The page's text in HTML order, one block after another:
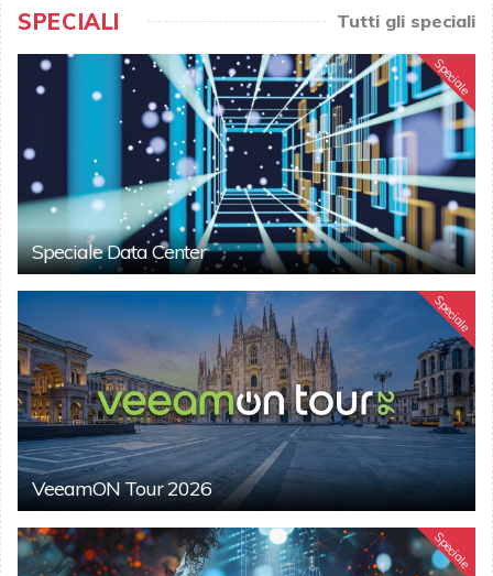
SPECIALI Tutti gli speciali
Speciale
Speciale Data Center
Speciale
VeeamON Tour 2026
Speciale